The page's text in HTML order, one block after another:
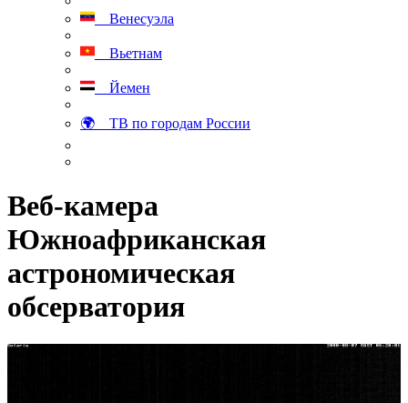
Венесуэла
Вьетнам
Йемен
🌍 ТВ по городам России
Веб-камера
Южноафриканская
астрономическая
обсерватория